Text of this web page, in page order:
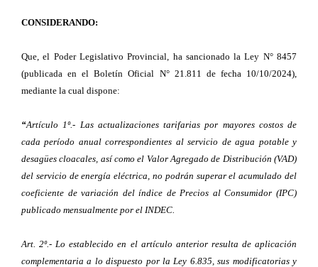
CONSIDERANDO:
Que, el Poder Legislativo Provincial, ha sancionado la Ley N° 8457
(publicada en el Boletín Oficial N° 21.811 de fecha 10/10/2024),
mediante la cual dispone:
“Artículo 1º.- Las actualizaciones tarifarias por mayores costos de
cada período anual correspondientes al servicio de agua potable y
desagües cloacales, así como el Valor Agregado de Distribución (VAD)
del servicio de energía eléctrica, no podrán superar el acumulado del
coeficiente de variación del índice de Precios al Consumidor (IPC)
publicado mensualmente por el INDEC.
Art. 2º.- Lo establecido en el artículo anterior resulta de aplicación
complementaria a lo dispuesto por la Ley 6.835, sus modificatorias y